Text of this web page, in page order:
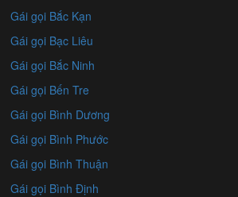
Gái gọi Bắc Kạn
Gái gọi Bạc Liêu
Gái gọi Bắc Ninh
Gái gọi Bến Tre
Gái gọi Bình Dương
Gái gọi Bình Phước
Gái gọi Bình Thuận
Gái gọi Bình Định